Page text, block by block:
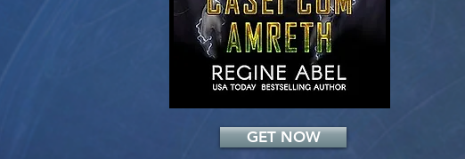
GET NOW